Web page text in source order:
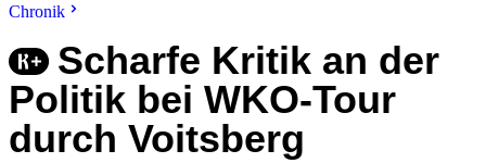
Chronik
Scharfe Kritik an der
Politik bei WKO-Tour
durch Voitsberg